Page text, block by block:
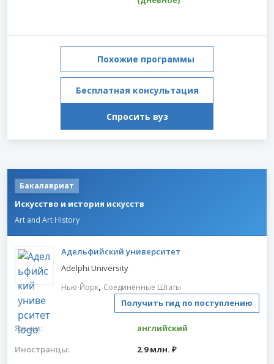
Похожие программы
Бесплатная консультация
Спросить вуз
Бакалавриат
Искусство и история искусств
Art and Art History
Адельфийский университет
Adelphi University
Нью-Йорк, Соединённые Штаты
Получить гид по поступлению
Языки:
английский
Иностранцы:
2.9 млн. ₽